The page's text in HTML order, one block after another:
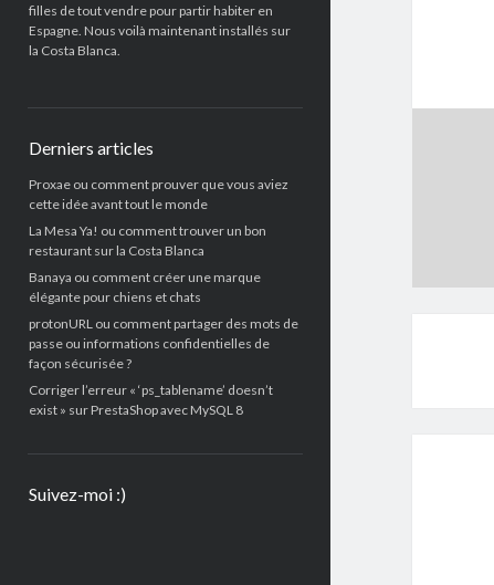
filles de tout vendre pour partir habiter en
Espagne. Nous voilà maintenant installés sur
la Costa Blanca.
Derniers articles
Proxae ou comment prouver que vous aviez
cette idée avant tout le monde
La Mesa Ya! ou comment trouver un bon
restaurant sur la Costa Blanca
Banaya ou comment créer une marque
élégante pour chiens et chats
protonURL ou comment partager des mots de
passe ou informations confidentielles de
façon sécurisée ?
Corriger l’erreur « ‘ps_tablename’ doesn’t
exist » sur PrestaShop avec MySQL 8
Suivez-moi :)